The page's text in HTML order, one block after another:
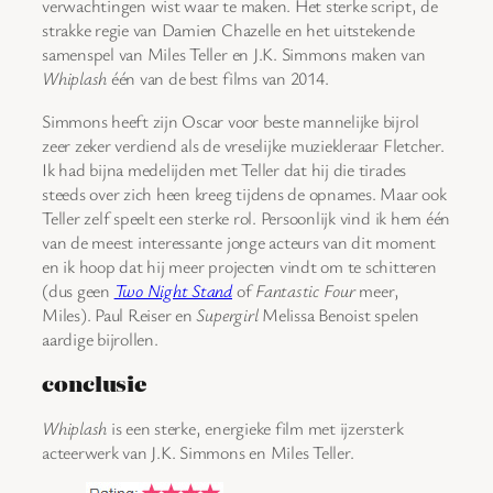
verwachtingen wist waar te maken. Het sterke script, de
strakke regie van Damien Chazelle en het uitstekende
samenspel van Miles Teller en J.K. Simmons maken van
Whiplashéén van de best films van 2014.
Simmons heeft zijn Oscar voor beste mannelijke bijrol
zeer zeker verdiend als de vreselijke muziekleraar Fletcher.
Ik had bijna medelijden met Teller dat hij die tirades
steeds over zich heen kreeg tijdens de opnames. Maar ook
Teller zelf speelt een sterke rol. Persoonlijk vind ik hem één
van de meest interessante jonge acteurs van dit moment
en ik hoop dat hij meer projecten vindt om te schitteren
(dus geen Two Night StandofFantastic Fourmeer,
Miles). Paul Reiser enSupergirlMelissa Benoist spelen
aardige bijrollen.
conclusie
Whiplash is een sterke, energieke film met ijzersterk
acteerwerk van J.K. Simmons en Miles Teller.